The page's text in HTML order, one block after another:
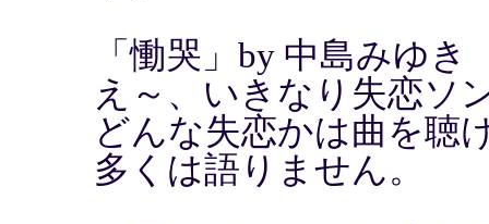
「慟哭」by 中島みゆき
え～、いきなり失恋ソ
どんな失恋かは曲を聴
多くは語りません。